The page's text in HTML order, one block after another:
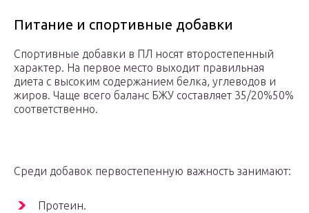
Питание и спортивные добавки
Спортивные добавки в ПЛ носят второстепенный
характер. На первое место выходит правильная
диета с высоким содержанием белка, углеводов и
жиров. Чаще всего баланс БЖУ составляет 35/20%50%
соответственно.
Среди добавок первостепенную важность занимают:
Протеин.